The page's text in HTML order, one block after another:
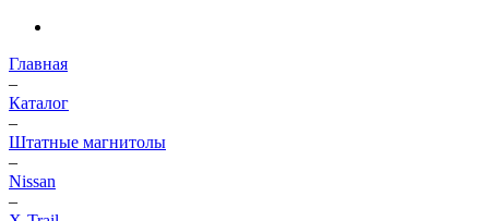
Главная
–
Каталог
–
Штатные магнитолы
–
Nissan
–